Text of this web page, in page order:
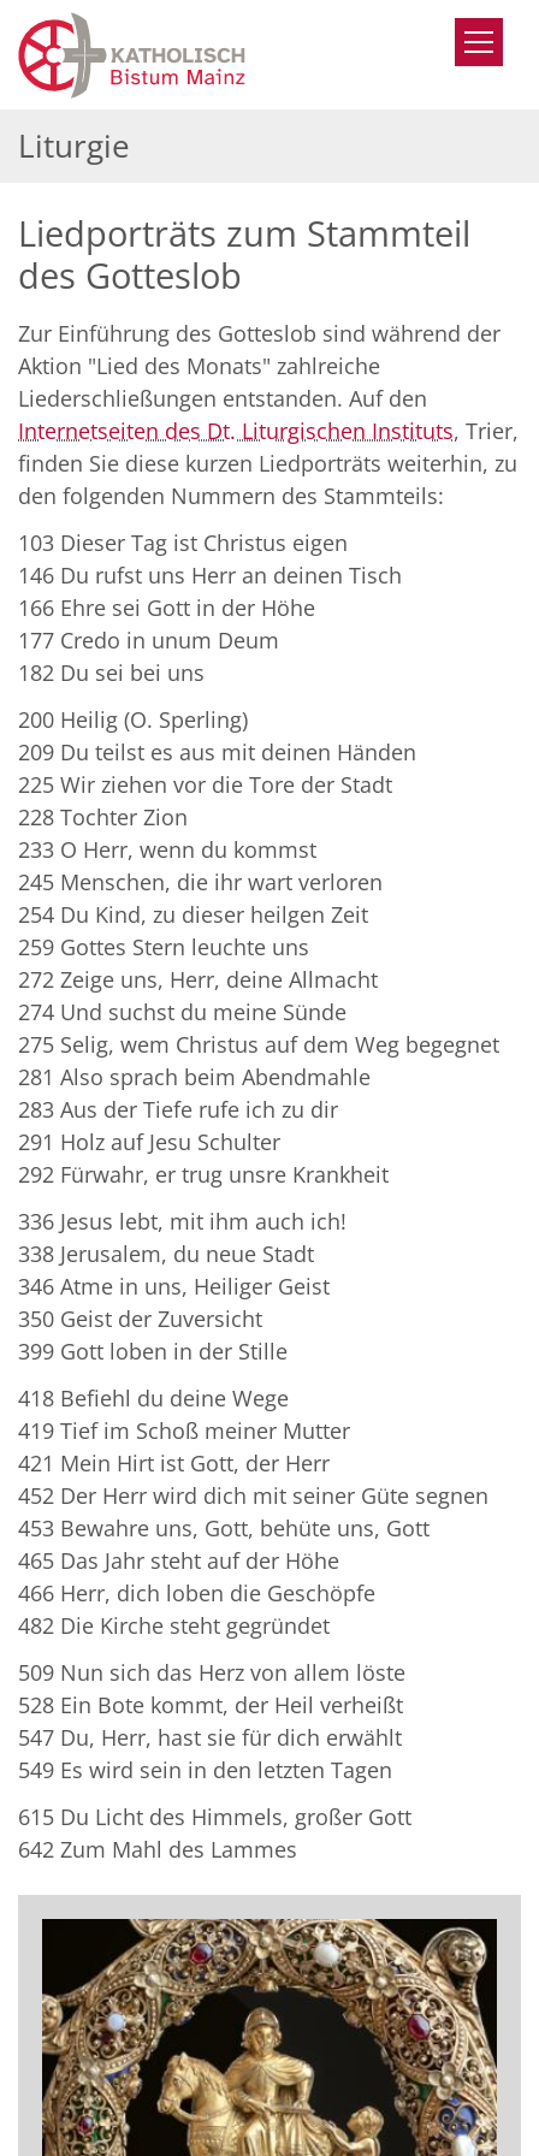
Zum Inhalt springen
Liturgie
Liedporträts zum Stammteil
des Gotteslob
Zur Einführung des Gotteslob sind während der
Aktion "Lied des Monats" zahlreiche
Liederschließungen entstanden. Auf den
Internetseiten des Dt. Liturgischen Instituts, Trier,
finden Sie diese kurzen Liedporträts weiterhin, zu
den folgenden Nummern des Stammteils:
103 Dieser Tag ist Christus eigen
146 Du rufst uns Herr an deinen Tisch
166 Ehre sei Gott in der Höhe
177 Credo in unum Deum
182 Du sei bei uns
200 Heilig (O. Sperling)
209 Du teilst es aus mit deinen Händen
225 Wir ziehen vor die Tore der Stadt
228 Tochter Zion
233 O Herr, wenn du kommst
245 Menschen, die ihr wart verloren
254 Du Kind, zu dieser heilgen Zeit
259 Gottes Stern leuchte uns
272 Zeige uns, Herr, deine Allmacht
274 Und suchst du meine Sünde
275 Selig, wem Christus auf dem Weg begegnet
281 Also sprach beim Abendmahle
283 Aus der Tiefe rufe ich zu dir
291 Holz auf Jesu Schulter
292 Fürwahr, er trug unsre Krankheit
336 Jesus lebt, mit ihm auch ich!
338 Jerusalem, du neue Stadt
346 Atme in uns, Heiliger Geist
350 Geist der Zuversicht
399 Gott loben in der Stille
418 Befiehl du deine Wege
419 Tief im Schoß meiner Mutter
421 Mein Hirt ist Gott, der Herr
452 Der Herr wird dich mit seiner Güte segnen
453 Bewahre uns, Gott, behüte uns, Gott
465 Das Jahr steht auf der Höhe
466 Herr, dich loben die Geschöpfe
482 Die Kirche steht gegründet
509 Nun sich das Herz von allem löste
528 Ein Bote kommt, der Heil verheißt
547 Du, Herr, hast sie für dich erwählt
549 Es wird sein in den letzten Tagen
615 Du Licht des Himmels, großer Gott
642 Zum Mahl des Lammes